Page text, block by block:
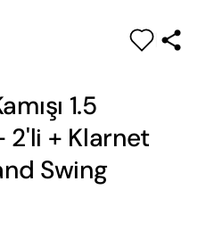
1.5
2'li + Klarnet
Swing